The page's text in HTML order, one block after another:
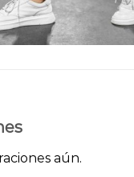
aún.